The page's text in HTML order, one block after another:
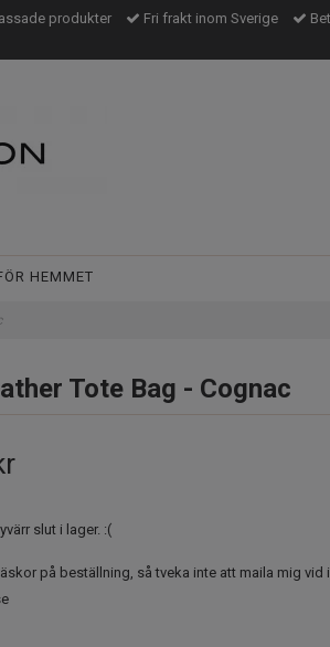
produkter Fri frakt inom Sverige
HEMMET
Tote Bag - Cognac
slut i lager. :(
på beställning, så tveka inte att maila mig vid